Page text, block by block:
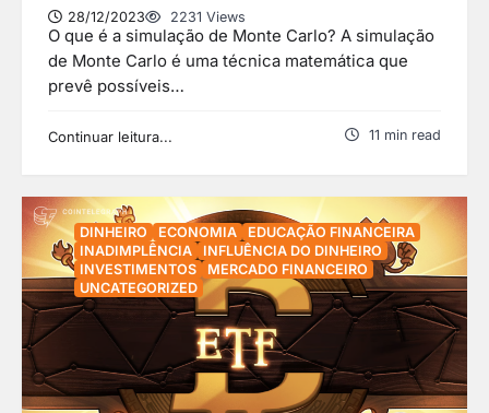
28/12/2023 2231 Views
O que é a simulação de Monte Carlo? A simulação
de Monte Carlo é uma técnica matemática que
prevê possíveis…
Continuar leitura... 11 min read
DINHEIRO ECONOMIA
EDUCAÇÃO FINANCEIRA
INADIMPLÊNCIA
INFLUÊNCIA DO DINHEIRO
INVESTIMENTOS
MERCADO FINANCEIRO
UNCATEGORIZED